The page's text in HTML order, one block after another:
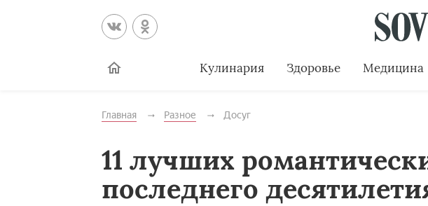
Кулинария Здоровье Медицина
Главная Разное Досуг
11 лучших
последнего